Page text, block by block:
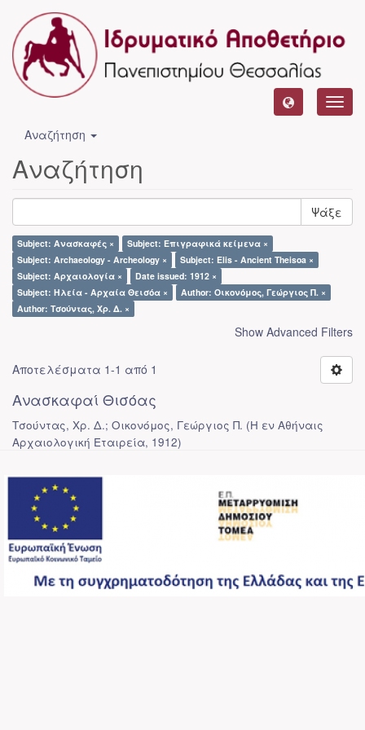
Αναζήτηση
Αναζήτηση
Ψάξε
Subject: Ανασκαφές ×
Subject: Επιγραφικά κείμενα ×
Subject: Archaeology - Archeology ×
Subject: Elis - Ancient Theisoa ×
Subject: Αρχαιολογία ×
Date issued: 1912 ×
Subject: Ηλεία - Αρχαία Θεισόα ×
Author: Οικονόμος, Γεώργιος Π. ×
Author: Τσούντας, Χρ. Δ. ×
Show Advanced Filters
Αποτελέσματα 1-1 από 1
Ανασκαφαί Θισόας
Τσούντας, Χρ. Δ.; Οικονόμος, Γεώργιος Π. (Η εν Αθήναις
Αρχαιολογική Εταιρεία, 1912)